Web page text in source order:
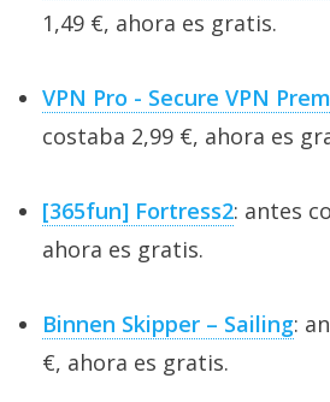
1,49 €, ahora es gratis.
VPN Pro - Secure VPN
costaba 2,99 €, ahora es
[365fun] Fortress2: antes
ahora es gratis.
Binnen Skipper – Sailing:
€, ahora es gratis.